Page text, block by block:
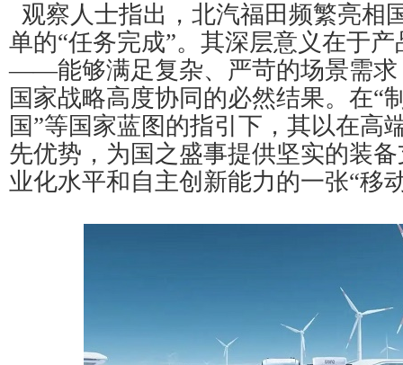
观察人士指出，北汽福田频繁亮相
单的“任务完成”。其深层意义在于
——能够满足复杂、严苛的场景需求
国家战略高度协同的必然结果。在“
国”等国家蓝图的指引下，其以在高
先优势，为国之盛事提供坚实的装
业化水平和自主创新能力的一张“移